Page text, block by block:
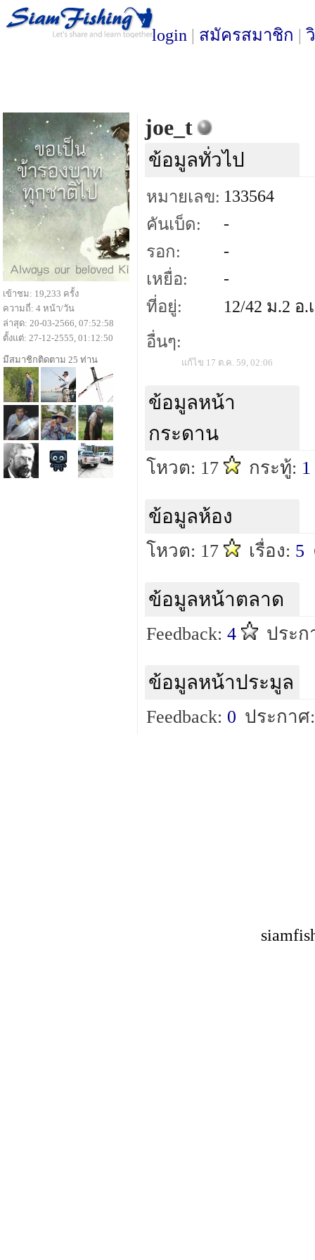
login | สมัครสมาชิก |
joe_t
ข้อมูลทั่วไป
หมายเลข: 133564
คันเบ็ด:
-
รอก:
-
เหยื่อ:
-
ที่อยู่:
12/42 ม.2 อ
อื่นๆ:
แก้ไข 17 ต.ค. 59, 02:06
ข้อมูลหน้า
กระดาน
โหวต: 17 กระทู้: 1
ข้อมูลห้อง
โหวต: 17 เรื่อง: 5
ข้อมูลหน้าตลาด
Feedback: 4 ประก
ข้อมูลหน้าประมูล
Feedback: 0 ประกาศ
เข้าชม: 19,233 ครั้ง
ความถี่: 4 หน้า/วัน
ล่าสุด: 20-03-2566, 07:52:58
ตั้งแต่: 27-12-2555, 01:12:50
มีสมาชิกติดตาม 25 ท่าน